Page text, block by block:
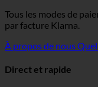
Tous les modes de
par facture Klarna.
À propos de nous
Direct et rapide